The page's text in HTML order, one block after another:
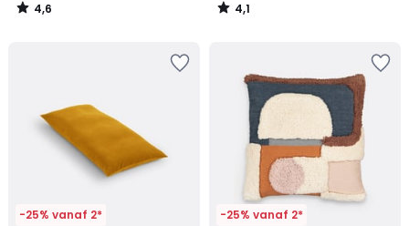
4,6
/
4,1
/
-25% vanaf 2* -25% vanaf 2*